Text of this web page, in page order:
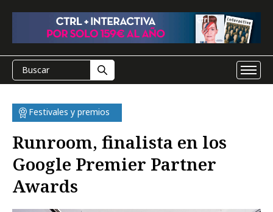
Festivales y premios
Runroom, finalista en los
Google Premier Partner
Awards